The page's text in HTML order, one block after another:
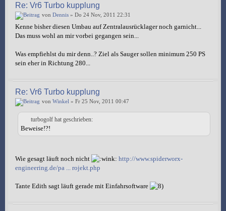
Re: Vr6 Turbo kupplung
von Dennis » Do 24 Nov, 2011 22:31
Kenne bisher diesen Umbau auf Zentralausrücklager noch garnicht...
Das muss wohl an mir vorbei gegangen sein...
Was empfiehlst du mir denn..? Ziel als Sauger sollen minimum 250 PS
sein eher in Richtung 280...
Re: Vr6 Turbo kupplung
von Winkel » Fr 25 Nov, 2011 00:47
turbogolf hat geschrieben:
Beweise!?!
Wie gesagt läuft noch nicht
http://www.spiderworx-
engineering.de/pa ... rojekt.php
Tante Edith sagt läuft gerade mit Einfahrsoftware